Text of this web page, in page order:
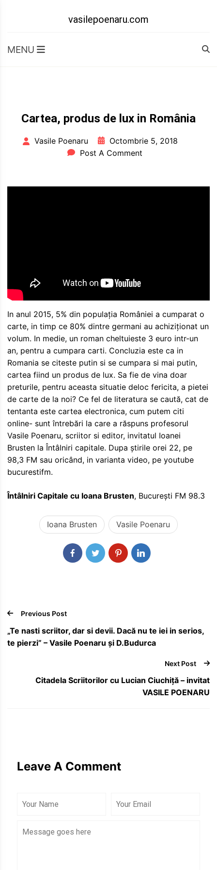
vasilepoenaru.com
MENU
Cartea, produs de lux in România
Vasile Poenaru
Octombrie 5, 2018
Post A Comment
In anul 2015, 5% din populația României a cumparat o
carte, in timp ce 80% dintre germani au achiziționat un
volum. In medie, un roman cheltuieste 3 euro intr-un
an, pentru a cumpara carti. Concluzia este ca in
Romania se citeste putin si se cumpara si mai putin,
cartea fiind un produs de lux. Sa fie de vina doar
preturile, pentru aceasta situatie deloc fericita, a pietei
de carte de la noi? Ce fel de literatura se caută, cat de
tentanta este cartea electronica, cum putem citi
online- sunt întrebări la care a răspuns profesorul
Vasile Poenaru, scriitor si editor, invitatul Ioanei
Brusten la Întâlniri capitale. Dupa știrile orei 22, pe
98,3 FM sau oricând, in varianta video, pe youtube
bucurestifm.
Întâlniri Capitale cu Ioana Brusten, București FM 98.3
Ioana Brusten Vasile Poenaru
Previous Post
„Te nasti scriitor, dar si devii. Dacă nu te iei in serios,
te pierzi” – Vasile Poenaru și D.Budurca
Next Post
Citadela Scriitorilor cu Lucian Ciuchiță – invitat
VASILE POENARU
Leave A Comment